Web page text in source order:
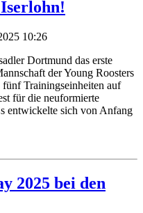
10:26
Dortmund das erste
der Young Roosters
Trainingseinheiten auf
für die neuformierte
entwickelte sich von Anfang
2025 bei den